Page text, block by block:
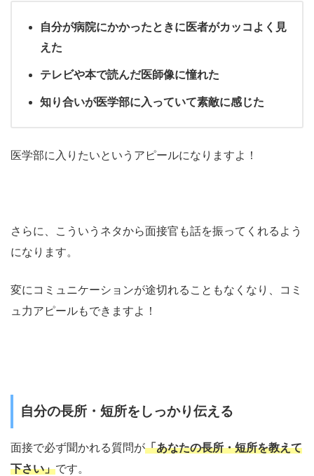
自分が病院にかかったときに医者がカッコよく見
えた
テレビや本で読んだ医師像に憧れた
知り合いが医学部に入っていて素敵に感じた
医学部に入りたいというアピールになりますよ！
さらに、こういうネタから面接官も話を振ってくれるよう
になります。
変にコミュニケーションが途切れることもなくなり、コミ
ュ力アピールもできますよ！
自分の長所・短所をしっかり伝える
面接で必ず聞かれる質問が「あなたの長所・短所を教えて
下さい」です。